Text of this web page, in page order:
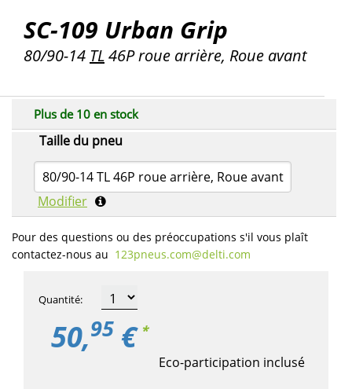
SC-109 Urban Grip
80/90-14 TL46P roue arrière, Roue avant
Taille du pneu
80/90-14 TL 46P roue arrière, Roue avant
Modifier
Plus de 10 en stock
Pour des questions ou des préoccupations s'il vous plaît
contactez-nous au 123pneus.com​@delti.com
50,95 € *
Eco-participation inclusé
Quantité: